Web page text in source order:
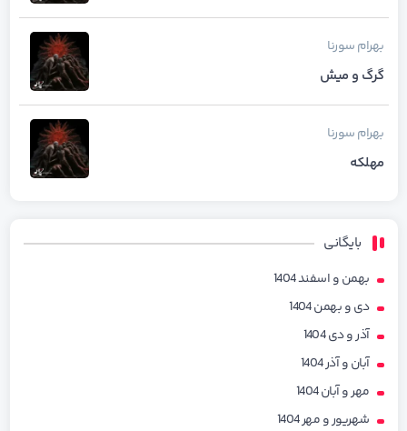
بهرامسورنا
گرگ و میش
بهرامسورنا
مهلکه
بایگانی
بهمن و اسفند 1404
دی و بهمن 1404
آذر و دی 1404
آبان و آذر 1404
مهر و آبان 1404
شهریور و مهر 1404